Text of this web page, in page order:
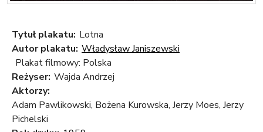
Tytuł plakatu: Lotna
Autor plakatu: Władysław Janiszewski
Plakat filmowy: Polska
Reżyser: Wajda Andrzej
Aktorzy:
Adam Pawlikowski, Bożena Kurowska, Jerzy Moes, Jerzy
Pichelski